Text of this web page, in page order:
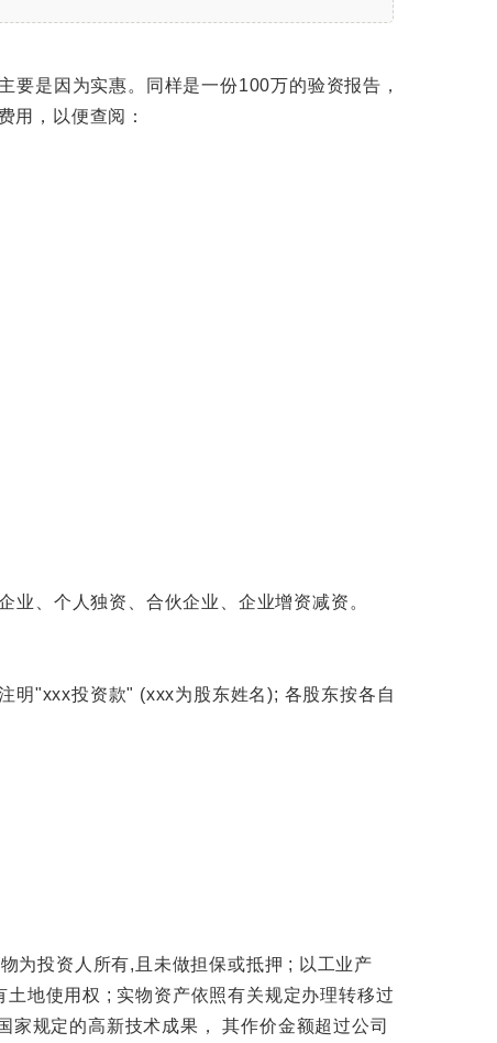
是因为实惠。同样是一份100万的验资报告，
用，以便查阅：
、个人独资、合伙企业、企业增资减资。
"xxx投资款" (xxx为股东姓名); 各股东按各自
投资人所有,且未做担保或抵押 ; 以工业产
地使用权 ; 实物资产依照有关规定办理转移过
规定的高新技术成果， 其作价金额超过公司